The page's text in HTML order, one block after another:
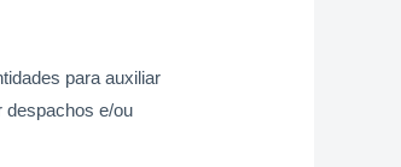
para auxiliar
despachos e/ou